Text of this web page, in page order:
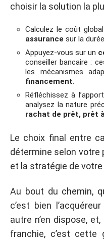
choisir la solution la
Calculez le coût
assurance sur la
Appuyez-vous sur un
conseiller bancaire :
les mécanismes
financement.
Réfléchissez à
analysez la nature
rachat de prêt, prêt
Le choix final entre
détermine selon votre
et la stratégie de votre
Au bout du chemin,
c’est bien
autre n’en dispose,
franchie, c’est cette